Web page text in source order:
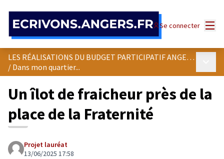
Se connecter
LES RÉALISATIONS DU BUDGET PARTICIPATIF ANGEVIN
/ Dans mon quartier...
Un îlot de fraicheur près de la
place de la Fraternité
Projet lauréat
13/06/2025 17:58